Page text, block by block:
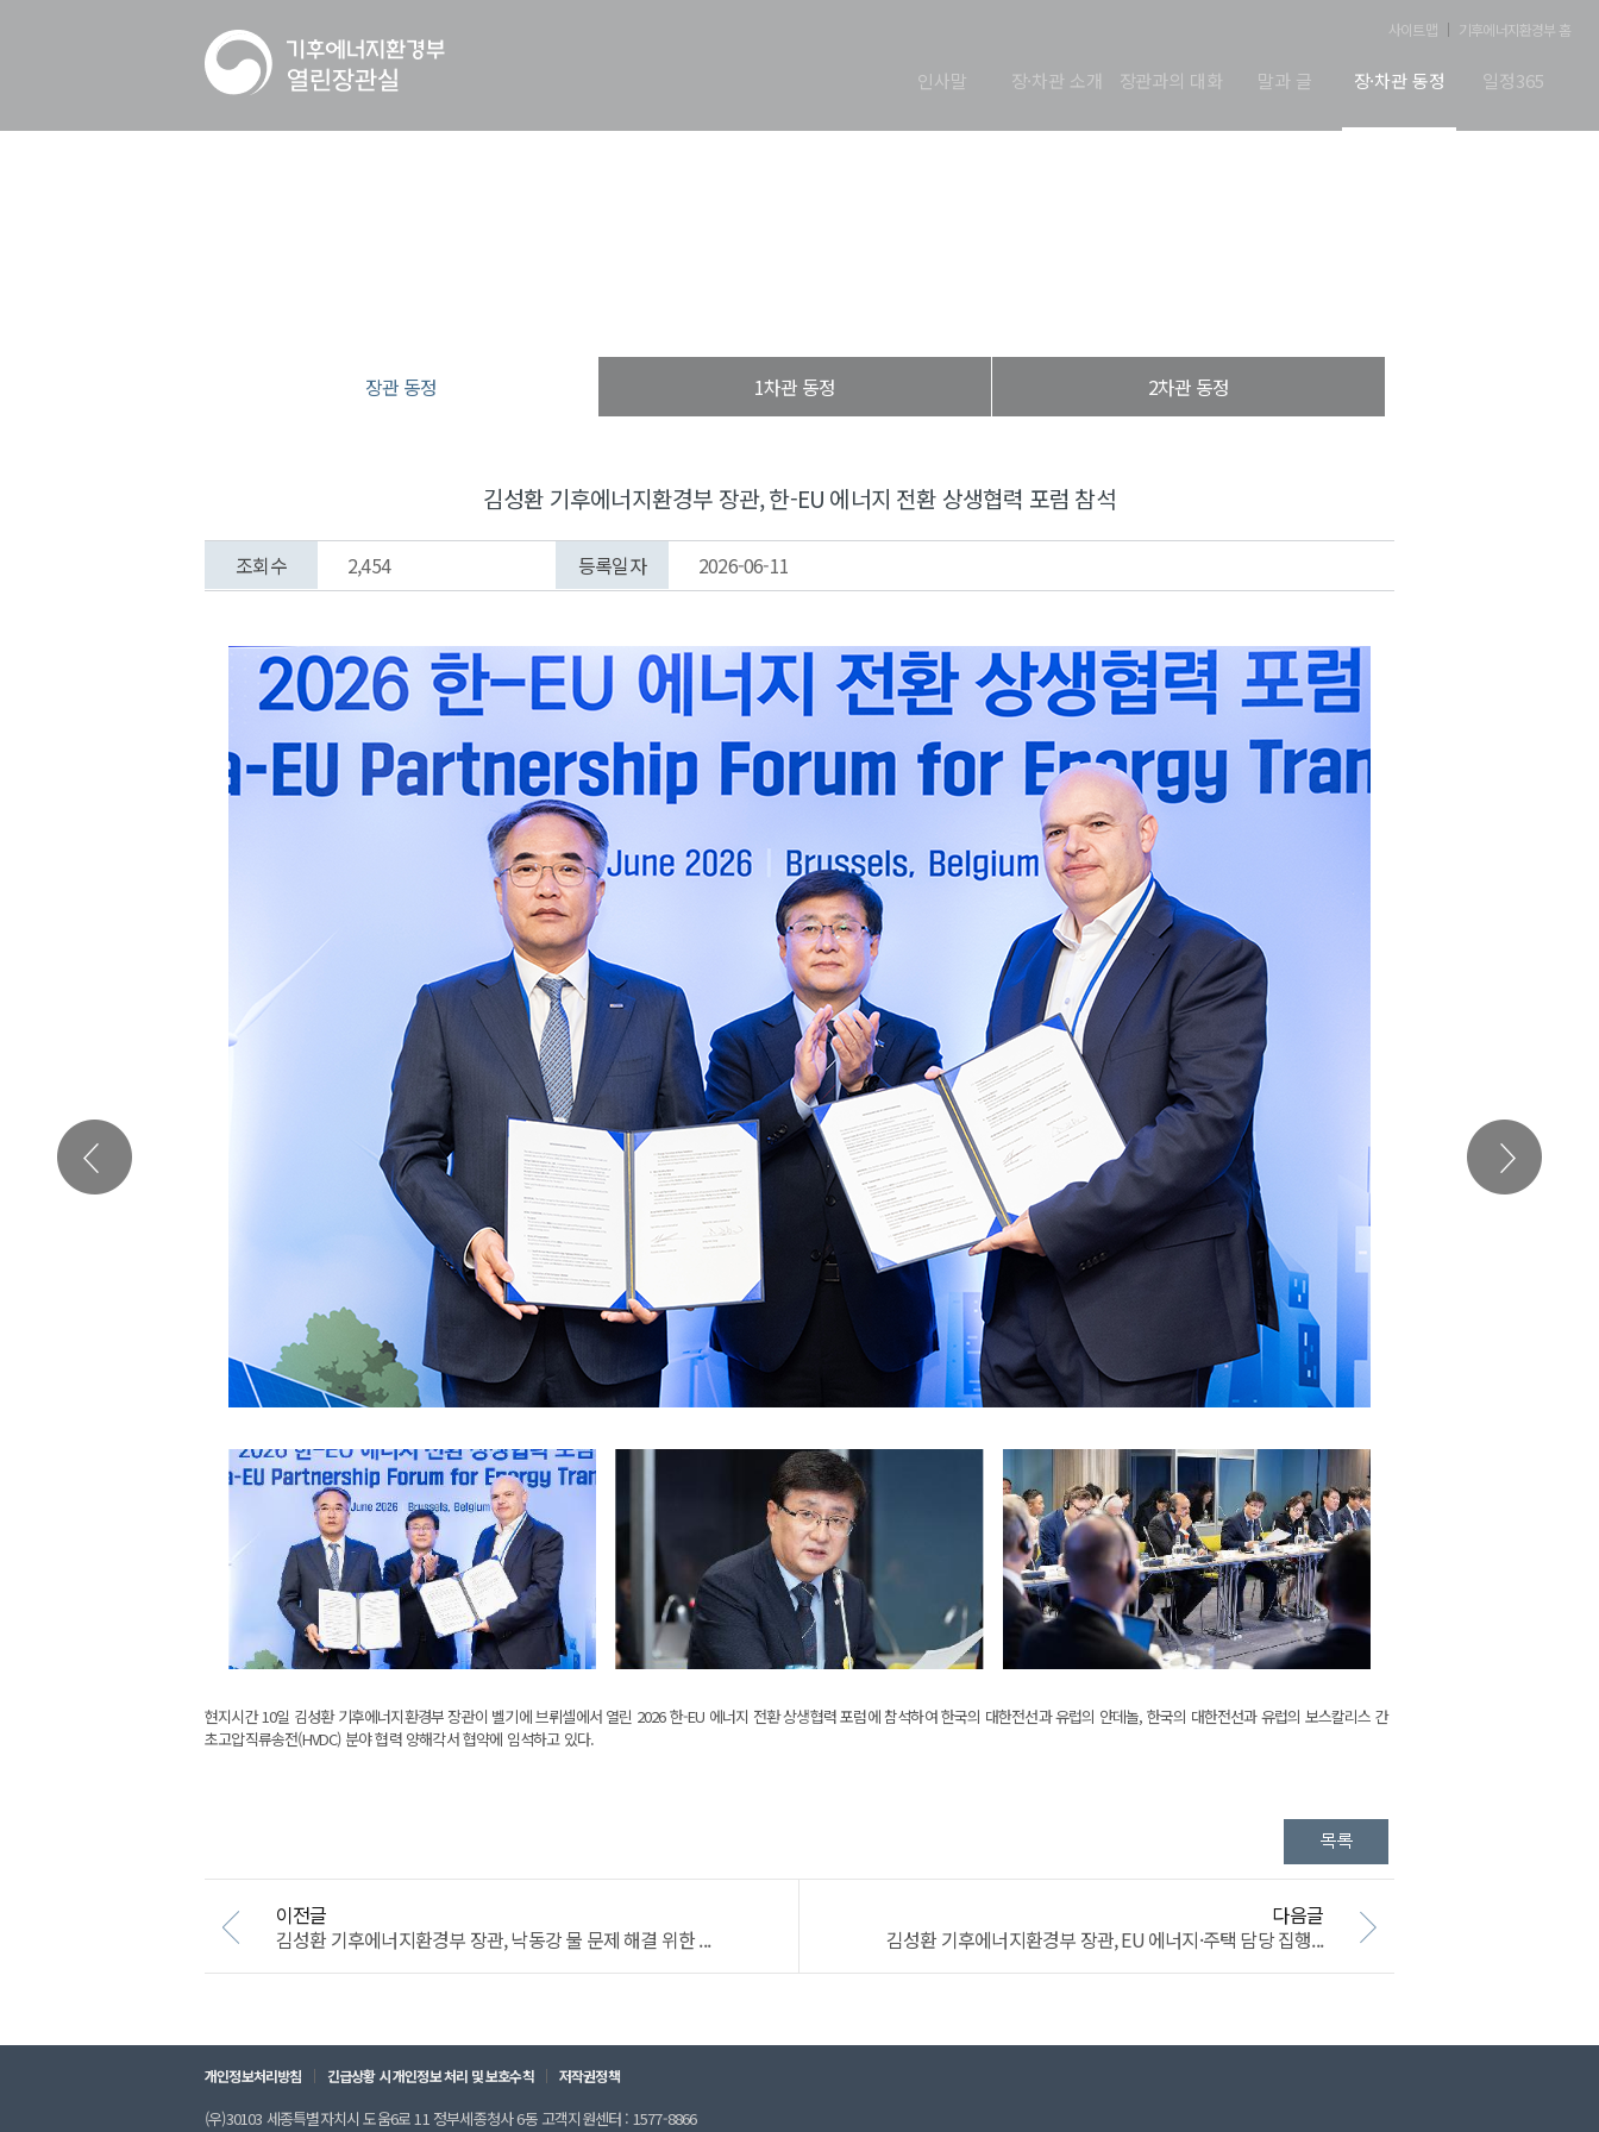
사이트맵 기후에너지환경부 홈
인사말 장·차관 소개 장관과의 대화 말과 글 장·차관 동정 일정365
장관 동정 1차관 동정 2차관 동정
김성환 기후에너지환경부 장관, 한-EU 에너지 전환 상생협력 포럼 참석
조회수 2,454 등록일자 2026-06-11
현지시간 10일 김성환 기후에너지환경부 장관이 벨기에 브뤼셀에서 열린 2026 한-EU 에너지 전환 상생협력 포럼에 참석하여 한국의 대한전선과 유럽의 얀데놀, 한국의 대한전선과 유럽의 보스칼리스 간
초고압직류송전(HVDC) 분야 협력 양해각서 협약에 임석하고 있다.
이전글
김성환 기후에너지환경부 장관, 낙동강 물 문제 해결 위한 ...
다음글
김성환 기후에너지환경부 장관, EU 에너지·주택 담당 집행...
개인정보처리방침 긴급상황 시 개인정보 처리 및 보호수칙 저작권정책
(우)30103 세종특별자치시 도움6로 11 정부세종청사 6동 고객지원센터 : 1577-8866